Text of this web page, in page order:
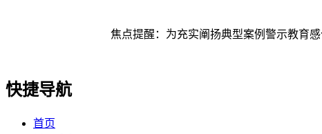
焦点提醒：为充实阐扬典型案例警示教育感
快捷导航
首页